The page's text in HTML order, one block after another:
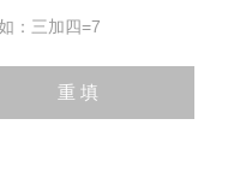
：三加四=7